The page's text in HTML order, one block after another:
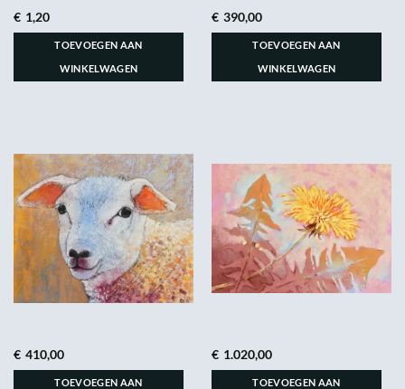
€ 1,20
TOEVOEGEN AAN
WINKELWAGEN
€ 390,00
TOEVOEGEN AAN
WINKELWAGEN
€ 410,00
TOEVOEGEN AAN
€ 1.020,00
TOEVOEGEN AAN